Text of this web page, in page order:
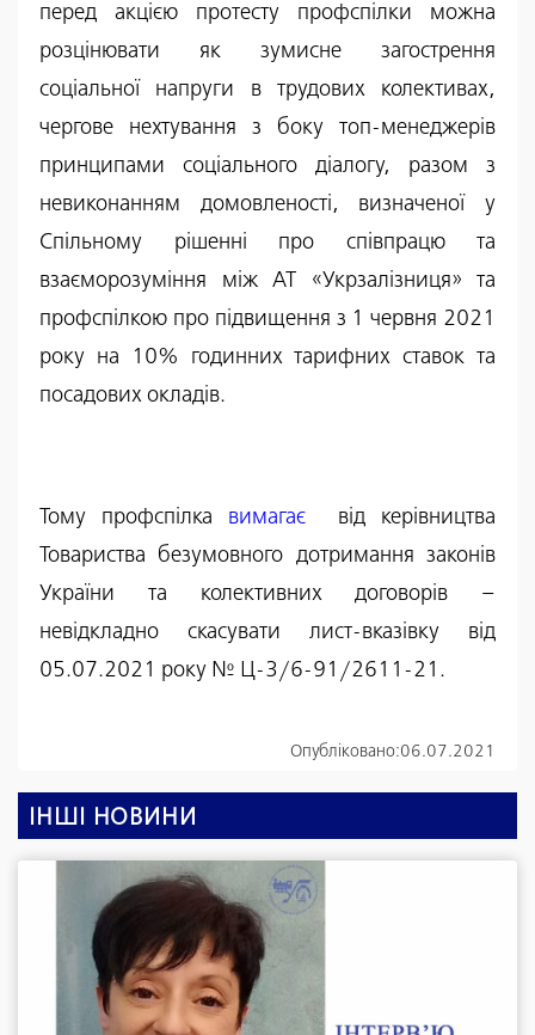
перед акцією протесту профспілки можна
розцінювати як зумисне загострення
соціальної напруги в трудових колективах,
чергове нехтування з боку топ-менеджерів
принципами соціального діалогу, разом з
невиконанням домовленості, визначеної у
Спільному рішенні про співпрацю та
взаєморозуміння між АТ «Укрзалізниця» та
профспілкою про підвищення з 1 червня 2021
року на 10% годинних тарифних ставок та
посадових окладів.
Тому профспілка вимагає
від керівництва
Товариства безумовного дотримання законів
України та колективних договорів –
невідкладно скасувати лист-вказівку від
05.07.2021 року № Ц-3/6-91/2611-21.
Опубліковано:06.07.2021
ІНШІ НОВИНИ